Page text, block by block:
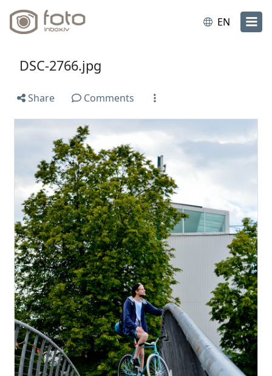
EN
DSC-2766.jpg
Share Comments